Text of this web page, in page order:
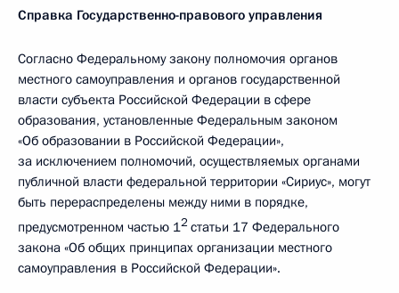
Справка Государственно-правового управления
Согласно Федеральному закону полномочия органов
местного самоуправления и органов государственной
власти субъекта Российской Федерации в сфере
образования, установленные Федеральным законом
«Об образовании в Российской Федерации»,
за исключением полномочий, осуществляемых органами
публичной власти федеральной территории «Сириус», могут
быть перераспределены между ними в порядке,
предусмотренном частью 12 статьи 17 Федерального
закона «Об общих принципах организации местного
самоуправления в Российской Федерации».